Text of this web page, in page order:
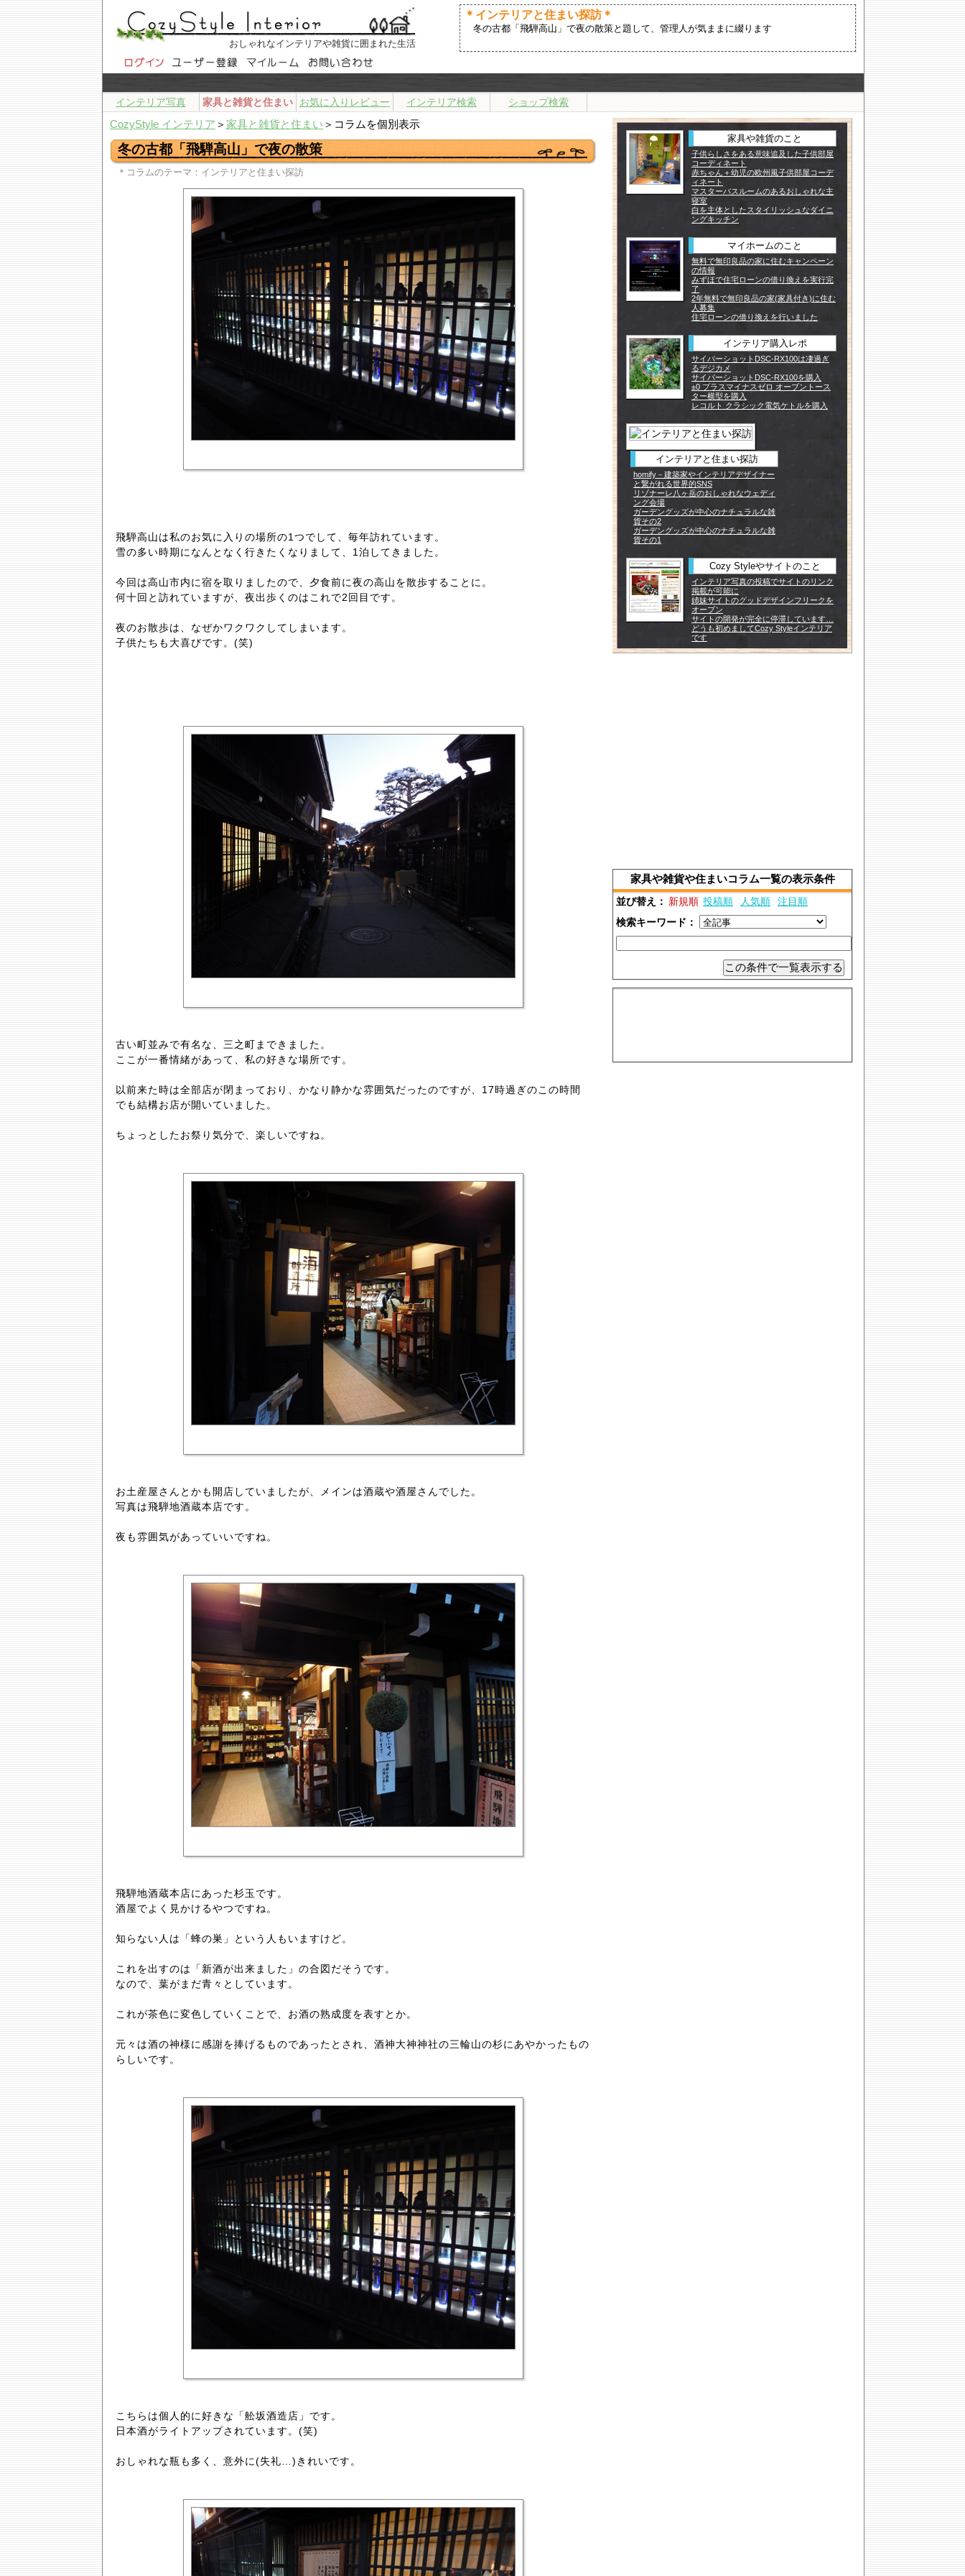
おしゃれなインテリアや雑貨に囲まれた生活
＊インテリアと住まい探訪＊
冬の古都「飛騨高山」で夜の散策と題して、管理人が気ままに綴ります
インテリア写真 家具と雑貨と住まい お気に入りレビュー インテリア検索
ショップ検索
CozyStyle インテリア ＞ 家具と雑貨と住まい ＞コラムを個別表示
冬の古都「飛騨高山」で夜の散策
＊コラムのテーマ：インテリアと住まい探訪
飛騨高山は私のお気に入りの場所の1つでして、毎年訪れています。
雪の多い時期になんとなく行きたくなりまして、1泊してきました。
今回は高山市内に宿を取りましたので、夕食前に夜の高山を散歩することに。
何十回と訪れていますが、夜出歩くのはこれで2回目です。
夜のお散歩は、なぜかワクワクしてしまいます。
子供たちも大喜びです。(笑)
古い町並みで有名な、三之町まできました。
ここが一番情緒があって、私の好きな場所です。
以前来た時は全部店が閉まっており、かなり静かな雰囲気だったのですが、17時過ぎのこの時間
でも結構お店が開いていました。
ちょっとしたお祭り気分で、楽しいですね。
お土産屋さんとかも開店していましたが、メインは酒蔵や酒屋さんでした。
写真は飛騨地酒蔵本店です。
夜も雰囲気があっていいですね。
飛騨地酒蔵本店にあった杉玉です。
酒屋でよく見かけるやつですね。
知らない人は「蜂の巣」という人もいますけど。
これを出すのは「新酒が出来ました」の合図だそうです。
なので、葉がまだ青々としています。
これが茶色に変色していくことで、お酒の熟成度を表すとか。
元々は酒の神様に感謝を捧げるものであったとされ、酒神大神神社の三輪山の杉にあやかったもの
らしいです。
こちらは個人的に好きな「舩坂酒造店」です。
日本酒がライトアップされています。(笑)
おしゃれな瓶も多く、意外に(失礼…)きれいです。
家具や雑貨のこと
子供らしさをある意味追及した子供部屋
コーディネート
赤ちゃん＋幼児の欧州風子供部屋コーデ
ィネート
マスターバスルームのあるおしゃれな主
寝室
白を主体としたスタイリッシュなダイニ
ングキッチン
マイホームのこと
無料で無印良品の家に住むキャンペーン
の情報
みずほで住宅ローンの借り換えを実行完
了
2年無料で無印良品の家(家具付き)に住む
人募集
住宅ローンの借り換えを行いました
インテリア購入レポ
サイバーショットDSC-RX100は凄過ぎ
るデジカメ
サイバーショットDSC-RX100を購入
±0 プラスマイナスゼロ オーブントース
ター横型を購入
レコルト クラシック電気ケトルを購入
インテリアと住まい探訪
homify－建築家やインテリアデザイナー
と繋がれる世界的SNS
リゾナーレ八ヶ岳のおしゃれなウェディ
ング会場
ガーデングッズが中心のナチュラルな雑
貨その2
ガーデングッズが中心のナチュラルな雑
貨その1
Cozy Styleやサイトのこと
インテリア写真の投稿でサイトのリンク
掲載が可能に
姉妹サイトのグッドデザインフリークを
オープン
サイトの開発が完全に停滞しています…
どうも初めましてCozy Styleインテリア
です
家具や雑貨や住まいコラム一覧の表示条件
並び替え： 新規順 投稿順 人気順
注目順
検索キーワード：